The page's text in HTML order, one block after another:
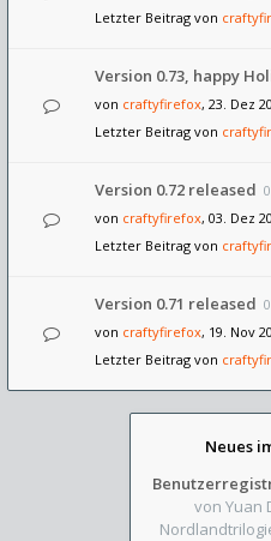
Letzter Beitrag von
Version 0.73, happy
von craftyfirefox, 23. Dez
Letzter Beitrag von
Version 0.72 released
von craftyfirefox, 03. Dez
Letzter Beitrag von
Version 0.71 released
von craftyfirefox, 19. Nov
Letzter Beitrag von
Neues
von Yuan